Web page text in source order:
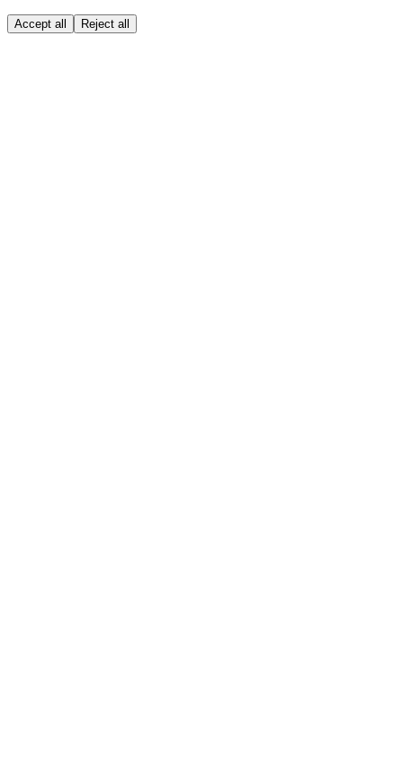
Accept all Reject all